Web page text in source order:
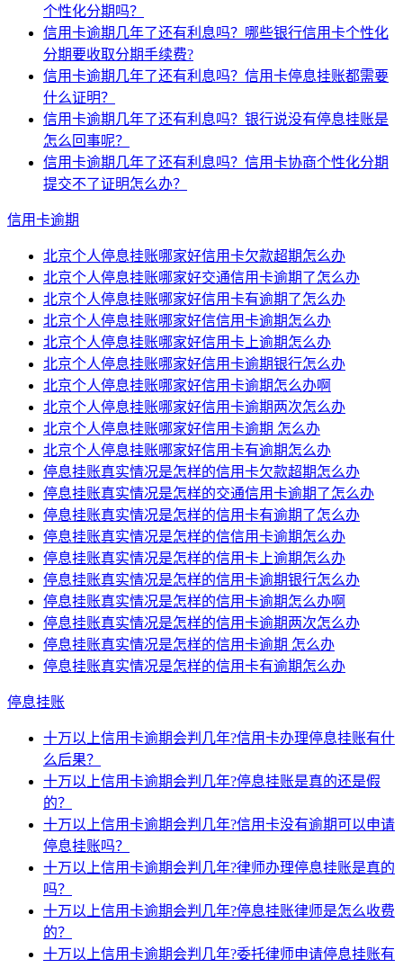
个性化分期吗？
信用卡逾期几年了还有利息吗？哪些银行信用卡个性化
分期要收取分期手续费?
信用卡逾期几年了还有利息吗？信用卡停息挂账都需要
什么证明？
信用卡逾期几年了还有利息吗？银行说没有停息挂账是
怎么回事呢？
信用卡逾期几年了还有利息吗？信用卡协商个性化分期
提交不了证明怎么办？
信用卡逾期
北京个人停息挂账哪家好信用卡欠款超期怎么办
北京个人停息挂账哪家好交通信用卡逾期了怎么办
北京个人停息挂账哪家好信用卡有逾期了怎么办
北京个人停息挂账哪家好信信用卡逾期怎么办
北京个人停息挂账哪家好信用卡上逾期怎么办
北京个人停息挂账哪家好信用卡逾期银行怎么办
北京个人停息挂账哪家好信用卡逾期怎么办啊
北京个人停息挂账哪家好信用卡逾期两次怎么办
北京个人停息挂账哪家好信用卡逾期 怎么办
北京个人停息挂账哪家好信用卡有逾期怎么办
停息挂账真实情况是怎样的信用卡欠款超期怎么办
停息挂账真实情况是怎样的交通信用卡逾期了怎么办
停息挂账真实情况是怎样的信用卡有逾期了怎么办
停息挂账真实情况是怎样的信信用卡逾期怎么办
停息挂账真实情况是怎样的信用卡上逾期怎么办
停息挂账真实情况是怎样的信用卡逾期银行怎么办
停息挂账真实情况是怎样的信用卡逾期怎么办啊
停息挂账真实情况是怎样的信用卡逾期两次怎么办
停息挂账真实情况是怎样的信用卡逾期 怎么办
停息挂账真实情况是怎样的信用卡有逾期怎么办
停息挂账
十万以上信用卡逾期会判几年?信用卡办理停息挂账有什
么后果？
十万以上信用卡逾期会判几年?停息挂账是真的还是假
的？
十万以上信用卡逾期会判几年?信用卡没有逾期可以申请
停息挂账吗？
十万以上信用卡逾期会判几年?律师办理停息挂账是真的
吗？
十万以上信用卡逾期会判几年?停息挂账律师是怎么收费
的？
十万以上信用卡逾期会判几年?委托律师申请停息挂账有